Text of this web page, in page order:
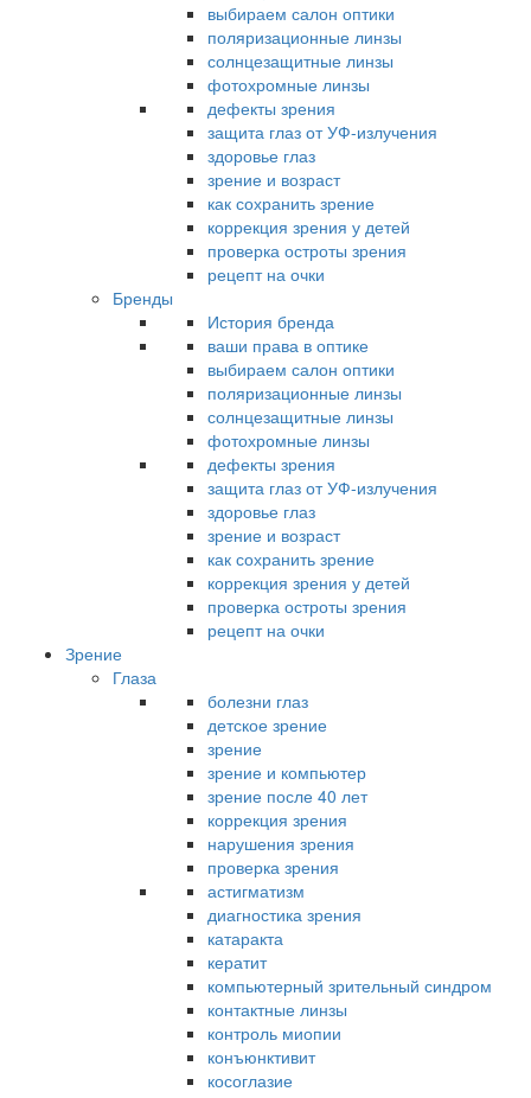
выбираем салон оптики
поляризационные линзы
солнцезащитные линзы
фотохромные линзы
дефекты зрения
защита глаз от УФ-излучения
здоровье глаз
зрение и возраст
как сохранить зрение
коррекция зрения у детей
проверка остроты зрения
рецепт на очки
Бренды
История бренда
ваши права в оптике
выбираем салон оптики
поляризационные линзы
солнцезащитные линзы
фотохромные линзы
дефекты зрения
защита глаз от УФ-излучения
здоровье глаз
зрение и возраст
как сохранить зрение
коррекция зрения у детей
проверка остроты зрения
рецепт на очки
Зрение
Глаза
болезни глаз
детское зрение
зрение
зрение и компьютер
зрение после 40 лет
коррекция зрения
нарушения зрения
проверка зрения
астигматизм
диагностика зрения
катаракта
кератит
компьютерный зрительный синдром
контактные линзы
контроль миопии
конъюнктивит
косоглазие